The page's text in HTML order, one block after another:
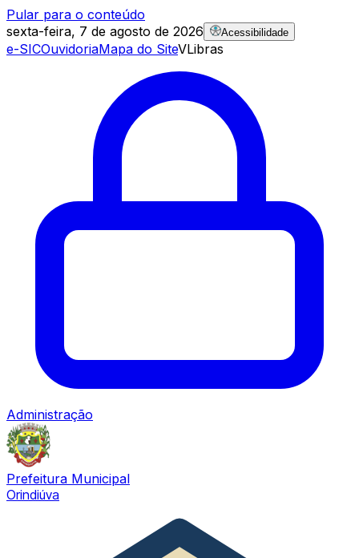
Pular para o conteúdo
sexta-feira, 7 de agosto de 2026
Acessibilidade
e-SICOuvidoriaMapa do SiteVLibras
Administração
Prefeitura Municipal
Orindiúva